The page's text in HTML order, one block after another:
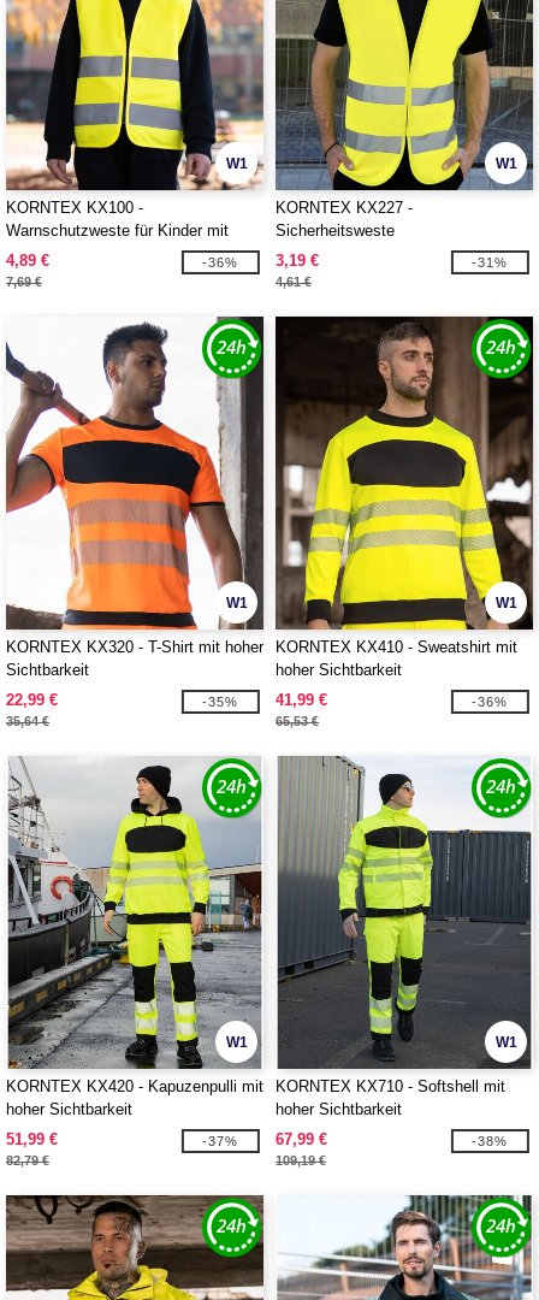
W1
KORNTEX KX100 -
Warnschutzweste für Kinder mit
Reißverschluss
4,89 €
7,69 €
-36%
W1
KORNTEX KX227 -
Sicherheitsweste
3,19 €
4,61 €
-31%
W1
KORNTEX KX320 - T-Shirt mit hoher
Sichtbarkeit
22,99 €
35,64 €
-35%
W1
KORNTEX KX410 - Sweatshirt mit
hoher Sichtbarkeit
41,99 €
65,53 €
-36%
W1
KORNTEX KX420 - Kapuzenpulli mit
hoher Sichtbarkeit
51,99 €
82,79 €
-37%
W1
KORNTEX KX710 - Softshell mit
hoher Sichtbarkeit
67,99 €
109,19 €
-38%